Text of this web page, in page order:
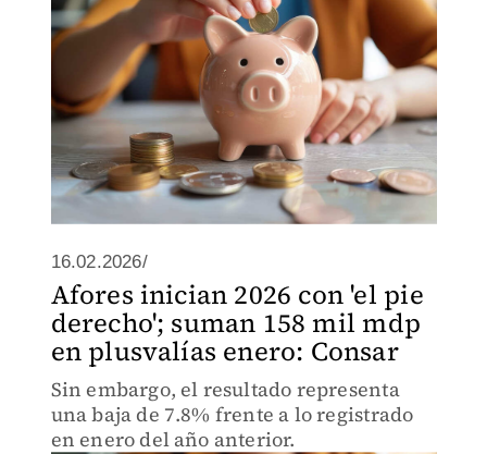
16.02.2026/
Afores inician 2026 con 'el pie
derecho'; suman 158 mil mdp
en plusvalías enero: Consar
Sin embargo, el resultado representa
una baja de 7.8% frente a lo registrado
en enero del año anterior.